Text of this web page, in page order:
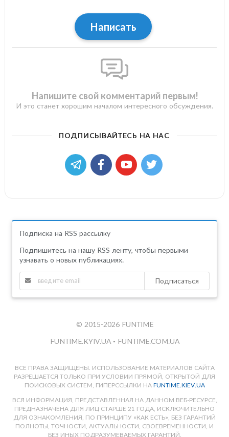
Написать
Напишите свой комментарий первым!
И это станет хорошим началом интересного обсуждения.
ПОДПИСЫВАЙТЕСЬ НА НАС
Подписка на RSS рассылку
Подпишитесь на нашу RSS ленту, чтобы первыми
узнавать о новых публикациях.
Подписаться
© 2015-2026 FUNTIME
FUNTIME.KYIV.UA • FUNTIME.COM.UA
ВСЕ ПРАВА ЗАЩИЩЕНЫ. ИСПОЛЬЗОВАНИЕ МАТЕРИАЛОВ САЙТА
РАЗРЕШАЕТСЯ ТОЛЬКО ПРИ УСЛОВИИ ПРЯМОЙ, ОТКРЫТОЙ ДЛЯ
ПОИСКОВЫХ СИСТЕМ, ГИПЕРССЫЛКИ НА FUNTIME.KIEV.UA
ВСЯ ИНФОРМАЦИЯ, ПРЕДСТАВЛЕННАЯ НА ДАННОМ ВЕБ-РЕСУРСЕ,
ПРЕДНАЗНАЧЕНА ДЛЯ ЛИЦ СТАРШЕ 21 ГОДА, ИСКЛЮЧИТЕЛЬНО
ДЛЯ ОЗНАКОМЛЕНИЯ, ПО ПРИНЦИПУ «КАК ЕСТЬ», БЕЗ ГАРАНТИЙ
ПОЛНОТЫ, ТОЧНОСТИ, АКТУАЛЬНОСТИ, СВОЕВРЕМЕННОСТИ, И
БЕЗ ИНЫХ ПОДРАЗУМЕВАЕМЫХ ГАРАНТИЙ.